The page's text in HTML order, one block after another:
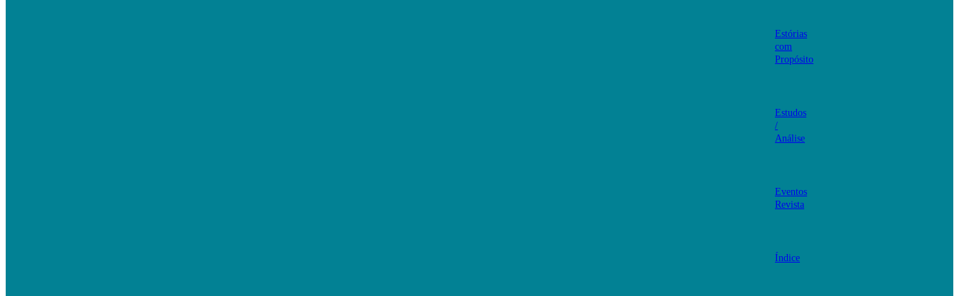
Estórias
com
Propósito
Estudos
/
Análise
Eventos
Revista
Índice